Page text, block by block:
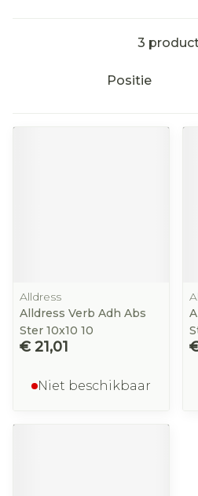
3
Sorteer op:
Alldress
Alldress Verb Adh Abs
Ster 10x10 10
€ 21,01
Niet beschikbaar